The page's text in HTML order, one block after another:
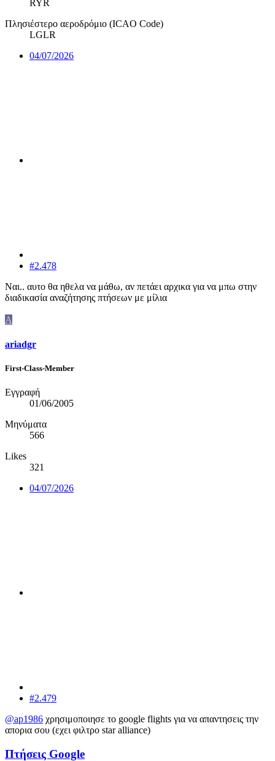
RYR
Πλησιέστερο αεροδρόμιο (ICAO Code)
LGLR
04/07/2026
#2.478
Ναι.. αυτο θα ηθελα να μάθω, αν πετάει αρχικα για να μπω στην
διαδικασία αναζήτησης πτήσεων με μίλια
A
ariadgr
First-Class-Member
Εγγραφή
01/06/2005
Μηνύματα
566
Likes
321
04/07/2026
#2.479
@ap1986 χρησιμοποιησε το google flights για να απαντησεις την
απορια σου (εχει φιλτρο star alliance)
Πτήσεις Google